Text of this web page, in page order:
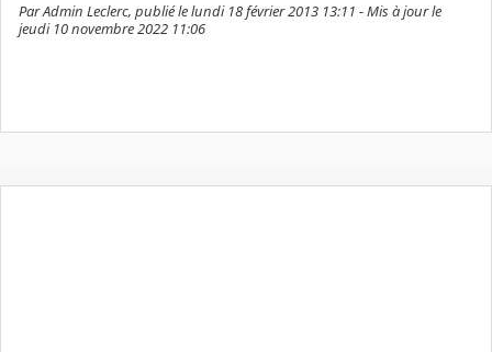
Par Admin Leclerc, publié le lundi 18 février 2013 13:11 - Mis à jour le
jeudi 10 novembre 2022 11:06